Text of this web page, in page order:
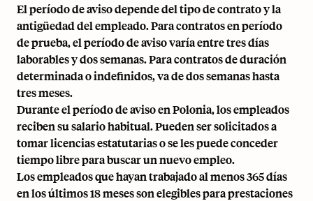
El período de aviso depende del tipo de contrato y la
antigüedad del empleado. Para contratos en período
de prueba, el período de aviso varía entre tres días
laborables y dos semanas. Para contratos de duración
determinada o indefinidos, va de dos semanas hasta
tres meses.
Durante el período de aviso en Polonia, los empleados
reciben su salario habitual. Pueden ser solicitados a
tomar licencias estatutarias o se les puede conceder
tiempo libre para buscar un nuevo empleo.
Los empleados que hayan trabajado al menos 365 días
en los últimos 18 meses son elegibles para prestaciones